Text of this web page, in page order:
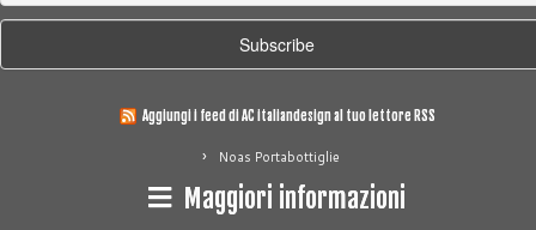
Aggiungi i feed di AC italiandesign al tuo lettore RSS
Noas Portabottiglie
Maggiori informazioni